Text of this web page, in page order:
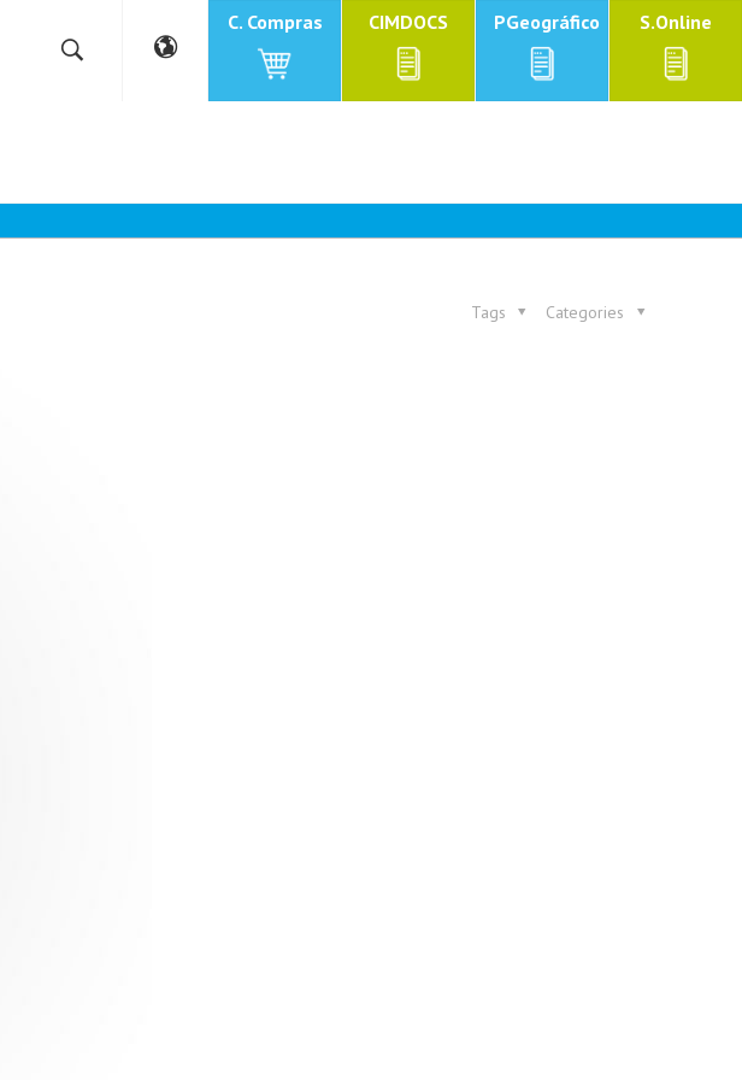
C. Compras CIMDOCS PGeográfico S.Online
Categories
Tags